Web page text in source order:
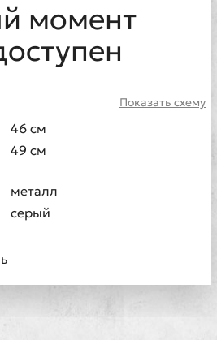
момент
Показать схему
46 см
49 см
металл
серый